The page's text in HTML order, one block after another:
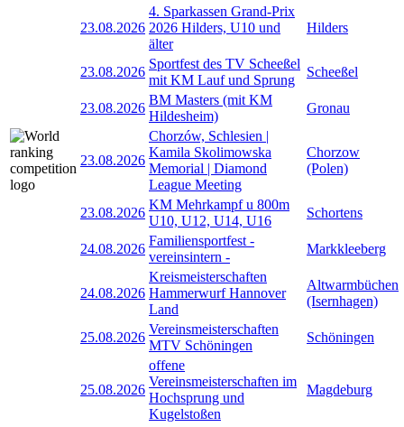
23.08.2026
4. Sparkassen Grand-Prix
2026 Hilders, U10 und
älter
Hilders
23.08.2026
Sportfest des TV Scheeßel
mit KM Lauf und Sprung
Scheeßel
23.08.2026
BM Masters (mit KM
Hildesheim)
Gronau
23.08.2026
Chorzów, Schlesien |
Kamila Skolimowska
Memorial | Diamond
League Meeting
Chorzow
(Polen)
23.08.2026
KM Mehrkampf u 800m
U10, U12, U14, U16
Schortens
24.08.2026
Familiensportfest -
vereinsintern -
Markkleeberg
24.08.2026
Kreismeisterschaften
Hammerwurf Hannover
Land
Altwarmbüchen
(Isernhagen)
25.08.2026
Vereinsmeisterschaften
MTV Schöningen
Schöningen
25.08.2026
offene
Vereinsmeisterschaften im
Hochsprung und
Kugelstoßen
Magdeburg